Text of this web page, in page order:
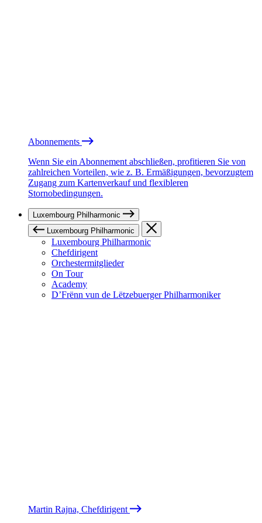
Abonnements
Wenn Sie ein Abonnement abschließen, profitieren Sie von
zahlreichen Vorteilen, wie z. B. Ermäßigungen, bevorzugtem
Zugang zum Kartenverkauf und flexibleren
Stornobedingungen.
Luxembourg Philharmonic
Luxembourg Philharmonic
Luxembourg Philharmonic
Chefdirigent
Orchestermitglieder
On Tour
Academy
D’Frënn vun de Lëtzebuerger Philharmoniker
Martin Rajna, Chefdirigent